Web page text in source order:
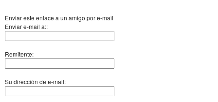
Enviar este enlace a un amigo por e-mail
Enviar e-mail a::
Remitente:
Su dirección de e-mail: